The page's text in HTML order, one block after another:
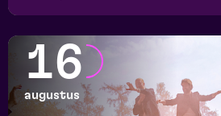
16
augustus